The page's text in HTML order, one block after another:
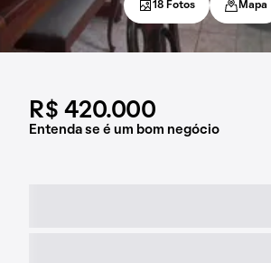
R$ 420.000
Entenda se é um bom negócio
18 Fotos Mapa